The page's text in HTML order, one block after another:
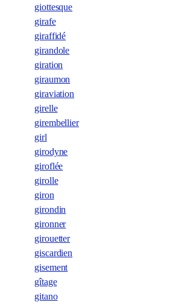
giottesque
girafe
giraffidé
girandole
giration
giraumon
giraviation
girelle
girembellier
girl
girodyne
giroflée
girolle
giron
girondin
gironner
girouetter
giscardien
gisement
gîtage
gitano